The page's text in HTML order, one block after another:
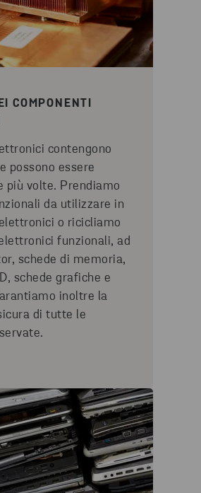
COMPONENTI
contengono
possono essere
più volte. Prendiamo
da utilizzare in
o ricicliamo
funzionali, ad
schede di memoria,
schede grafiche e
inoltre la
di tutte le